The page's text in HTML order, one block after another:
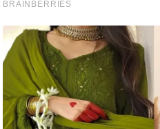
स
मं
त्रा
रि
ले
श
न